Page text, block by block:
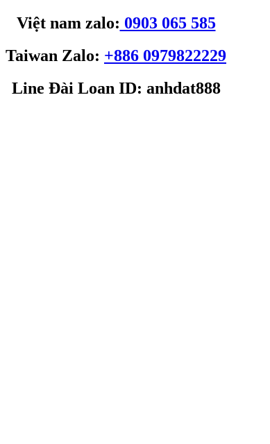
Việt nam zalo: 0903 065 585
Taiwan Zalo: +886 0979822229
Line Đài Loan ID: anhdat888